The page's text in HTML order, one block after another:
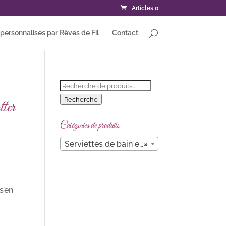
Articles 0
par Rêves de Fil Contact
Recherche
pour :
Recherche
Catégories de produits
×
Serviettes de bain enfants personnalisables